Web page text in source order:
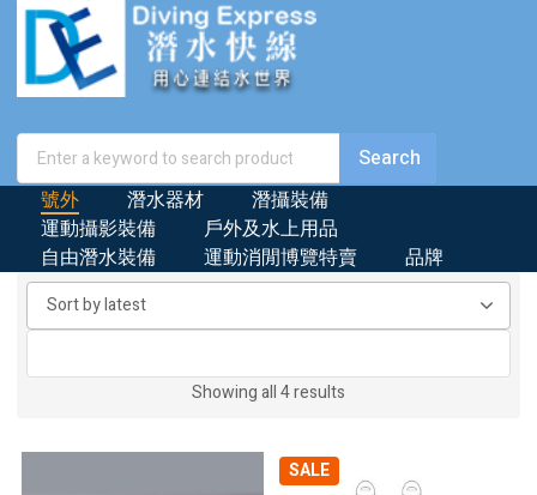
號外 潛水器材
潛攝裝備
運動攝影裝備
戶外及水上用品
自由潛水裝備
運動消閒博覽特賣 品牌
Showing all 4 results
SALE